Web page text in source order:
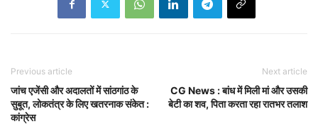
Previous article
जांच एजेंसी और अदालतों में सांठगांठ के
सुबूत, लोकतंत्र के लिए खतरनाक संकेत :
कांग्रेस
Next article
CG News : बांध में मिली मां और उसकी
बेटी का शव, पिता करता रहा रातभर तलाश